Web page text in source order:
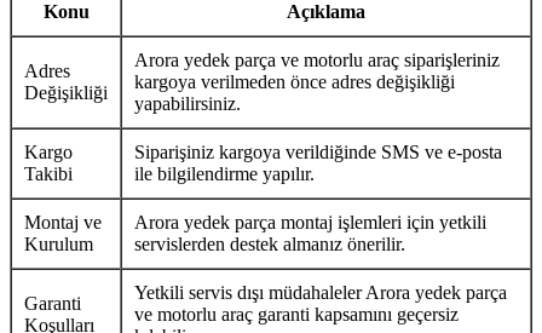
Konu Açıklama
Adres
Değişikliği
Arora yedek parça ve motorlu araç siparişleriniz
kargoya verilmeden önce adres değişikliği
yapabilirsiniz.
Kargo
Takibi
Siparişiniz kargoya verildiğinde SMS ve e-posta
ile bilgilendirme yapılır.
Montaj ve
Kurulum
Arora yedek parça montaj işlemleri için yetkili
servislerden destek almanız önerilir.
Garanti
Koşulları
Yetkili servis dışı müdahaleler Arora yedek parça
ve motorlu araç garanti kapsamını geçersiz